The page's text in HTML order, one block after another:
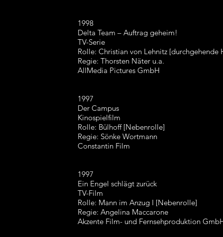
1998
Delta Team – Auftrag geheim!
TV-Serie
Rolle: Christian von Lehnitz [durchgehende
Regie: Thorsten Näter u.a.
AllMedia Pictures GmbH
1997
Der Campus
Kinospielfilm
Rolle: Bülhoff [Nebenrolle]
Regie: Sönke Wortmann
Constantin Film
1997
Ein Engel schlägt zurück
TV-Film
Rolle: Mann im Anzug I [Nebenrolle]
Regie: Angelina Maccarone
Akzente Film- und Fernsehproduktion